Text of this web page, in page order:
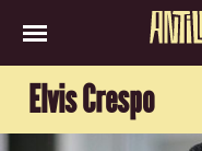
Elvis Crespo